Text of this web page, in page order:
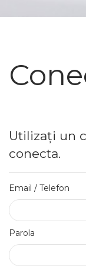
Utilizați un
conecta.
Email / Telefon
Parola